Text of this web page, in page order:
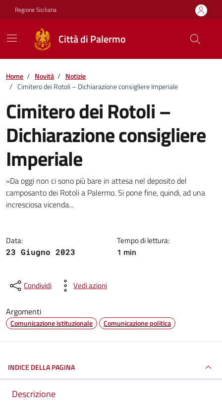
Vai ai contenuti
Vai al footer
Regione Siciliana
Città di Palermo
Home / Novità / Notizie
/ Cimitero dei Rotoli – Dichiarazione consigliere Imperiale
Cimitero dei Rotoli –
Dichiarazione consigliere
Imperiale
Dettagli della notizia
«Da oggi non ci sono più bare in attesa nel deposito del
camposanto dei Rotoli a Palermo. Si pone fine, quindi, ad una
incresciosa vicenda...
Data:
23 Giugno 2023
Tempo di lettura:
1 min
Condividi Vedi azioni
Argomenti
Comunicazione istituzionale Comunicazione politica
INDICE DELLA PAGINA
Descrizione